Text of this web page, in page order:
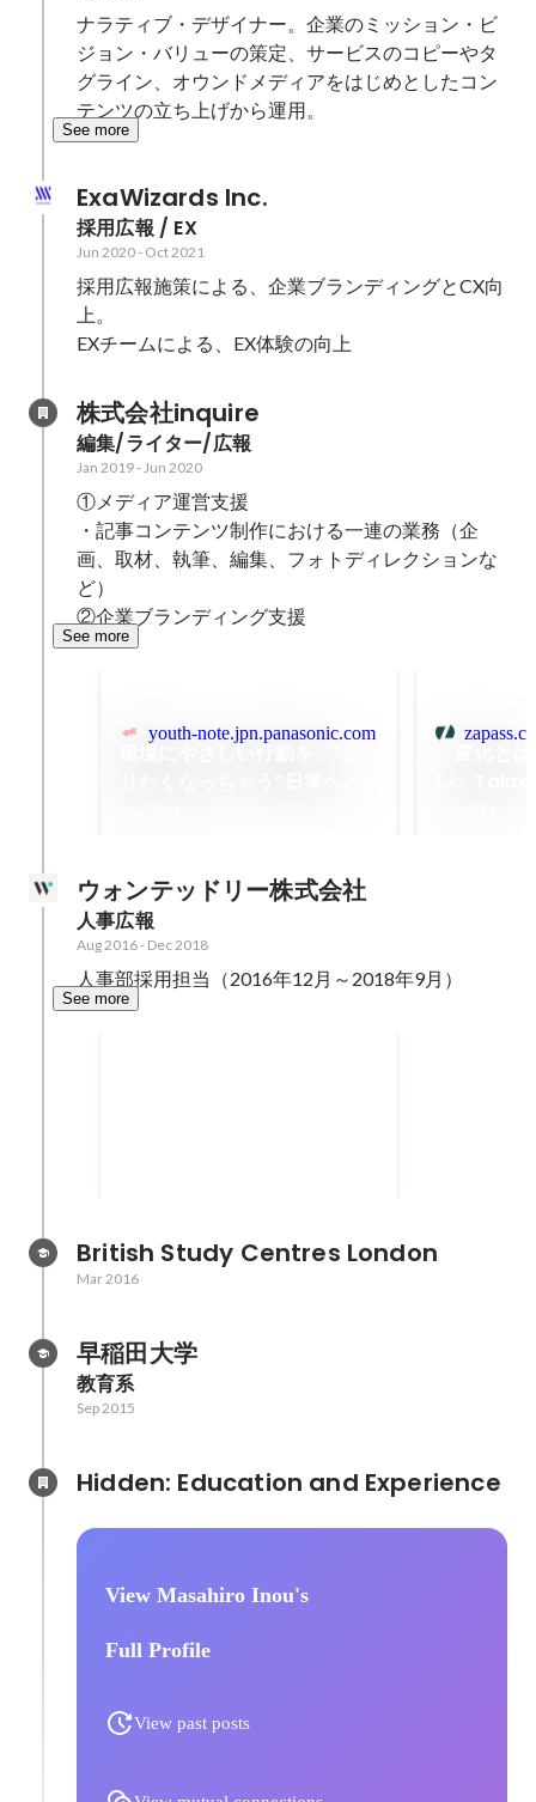
ナラティブ・デザイナー。企業のミッション・ビ
ジョン・バリューの策定、サービスのコピーやタ
グライン、オウンドメディアをはじめとしたコン
テンツの立ち上げから運用。
See more
ExaWizards Inc.
採用広報 / EX
Jun 2020- Oct 2021
採用広報施策による、企業ブランディングとCX向
上。
EXチームによる、EX体験の向上
株式会社inquire
編集/ライター/広報
Jan 2019-Jun 2020
①メディア運営支援
・記事コンテンツ制作における一連の業務（企
画、取材、執筆、編集、フォトディレクションな
ど）
②企業ブランディング支援
See more
youth-note.jpn.panasonic.com zapass.co
ウォンテッドリー株式会社
人事広報
Aug 2016- Dec 2018
人事部採用担当（2016年12月～2018年9月）
See more
British Study Centres London
Mar 2016
早稲田大学
教育系
Sep 2015
View Masahiro Inou's
Full Profile
View past posts